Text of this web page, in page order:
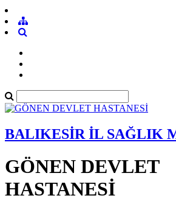
BALIKESİR İL SAĞLIK
GÖNEN DEVLET
HASTANESİ